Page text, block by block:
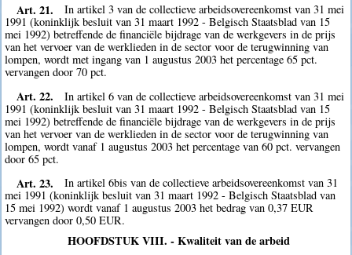
Art. 21.
In artikel 3 van de collectieve arbeidsovereenkomst van 31 mei
1991 (koninklijk besluit van 31 maart 1992 - Belgisch Staatsblad van 15
mei 1992) betreffende de financiële bijdrage van de werkgevers in de prijs
van het vervoer van de werklieden in de sector voor de terugwinning van
lompen, wordt met ingang van 1 augustus 2003 het percentage 65 pct.
vervangen door 70 pct.
Art. 22.
In artikel 6 van de collectieve arbeidsovereenkomst van 31 mei
1991 (koninklijk besluit van 31 maart 1992 - Belgisch Staatsblad van 15
mei 1992) betreffende de financiële bijdrage van de werkgevers in de prijs
van het vervoer van de werklieden in de sector voor de terugwinning van
lompen, wordt vanaf 1 augustus 2003 het percentage van 60 pct. vervangen
door 65 pct.
Art. 23.
In artikel 6bis van de collectieve arbeidsovereenkomst van 31
mei 1991 (koninklijk besluit van 31 maart 1992 - Belgisch Staatsblad van
15 mei 1992) wordt vanaf 1 augustus 2003 het bedrag van 0,37 EUR
vervangen door 0,50 EUR.
HOOFDSTUK VIII. - Kwaliteit van de arbeid